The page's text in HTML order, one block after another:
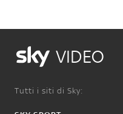
VIDEO
Tutti i siti di Sky: